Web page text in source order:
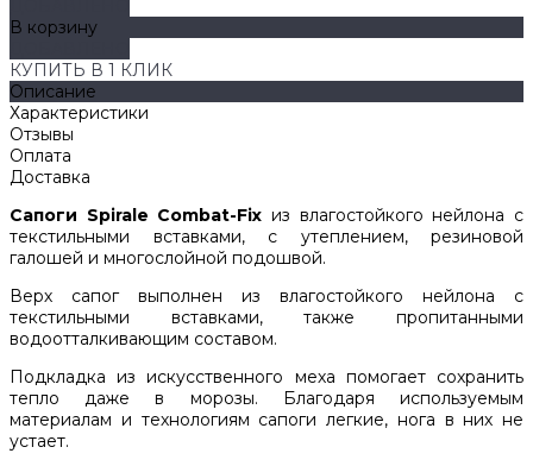
В корзину
КУПИТЬ В 1 КЛИК
Описание
Характеристики
Отзывы
Оплата
Доставка
Сапоги Spirale Combat-Fix из влагостойкого нейлона с
текстильными вставками, с утеплением, резиновой
галошей и многослойной подошвой.
Верх сапог выполнен из влагостойкого нейлона с
текстильными вставками, также пропитанными
водоотталкивающим составом.
Подкладка из искусственного меха помогает сохранить
тепло даже в морозы. Благодаря используемым
материалам и технологиям сапоги легкие, нога в них не
устает.